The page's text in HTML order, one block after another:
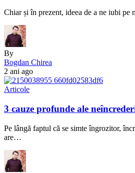
Chiar și în prezent, ideea de a ne iubi
By
Bogdan Chirea
2 ani ago
Articole
3 cauze profunde ale
Pe lângă faptul că se simte îngrozitor,
are…